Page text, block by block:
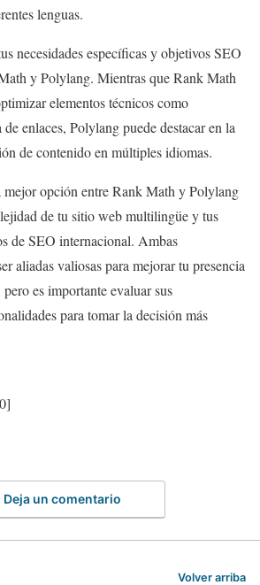
lenguas.
necesidades específicas y objetivos SEO
y Polylang. Mientras que Rank Math
elementos técnicos como
enlaces, Polylang puede destacar en la
de contenido en múltiples idiomas.
opción entre Rank Math y Polylang
de tu sitio web multilingüe y tus
de SEO internacional. Ambas
aliadas valiosas para mejorar tu presencia
es importante evaluar sus
para tomar la decisión más
0]
Deja un comentario
Volver arriba